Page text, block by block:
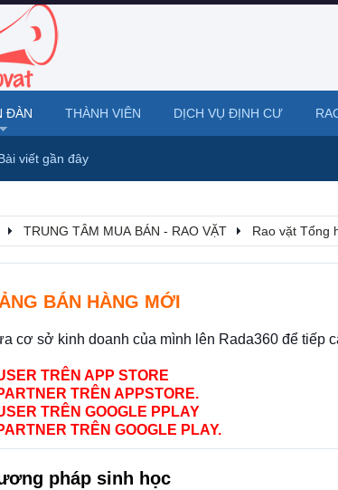
TRUNG TÂM MUA BÁN - RAO VẶT Rao vặt Tổng
BÁN HÀNG MỚI
cơ sở kinh doanh của mình lên Rada360 để tiếp
TRÊN APP STORE
TRÊN APPSTORE.
TRÊN GOOGLE PPLAY
TRÊN GOOGLE PLAY.
pháp sinh học
ĐÀN
viết gần đây
THÀNH VIÊN DỊCH VỤ ĐỊNH CƯ